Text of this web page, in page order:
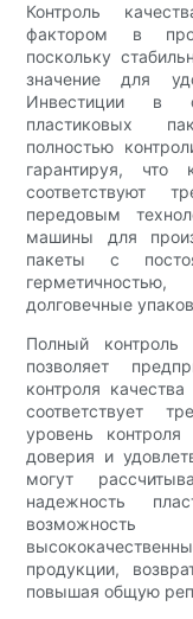
Контроль
фактором в
поскольку
значение для
Инвестиции в
пластиковых
полностью
гарантируя, что
соответствуют
передовым
машины для
пакеты с
долговечные
Полный контроль
позволяет
контроля
соответствует
уровень контроля
доверия и
могут
надежность
продукции,
повышая общую